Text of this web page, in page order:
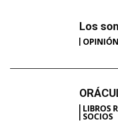
Los
OPINIÓN
LIBROS
SOCIOS